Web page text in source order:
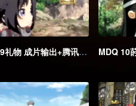
MDQ 09礼物 成片输出+腾讯海外版